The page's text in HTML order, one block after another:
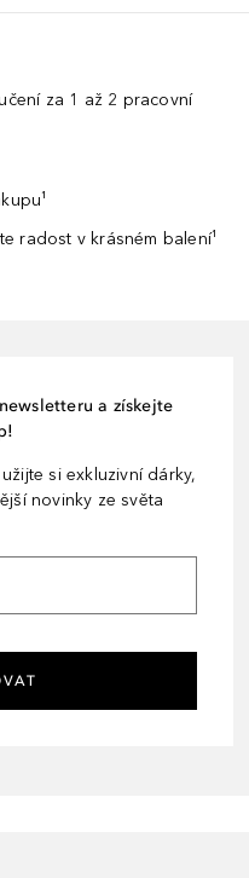
za 1 až 2 pracovní
radost v krásném balení¹
a získejte
si exkluzivní dárky,
novinky ze světa